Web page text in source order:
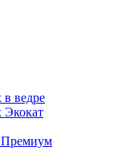
ведре